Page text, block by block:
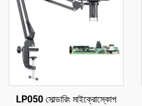
LP050 সোল্ডারিং মাইক্রোস্কোপ